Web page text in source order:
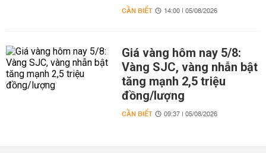
CẦN BIẾT 14:00 | 05/08/2026
Giá vàng hôm nay 5/8:
Vàng SJC, vàng nhẫn bật
tăng mạnh 2,5 triệu
đồng/lượng
CẦN BIẾT 09:37 | 05/08/2026